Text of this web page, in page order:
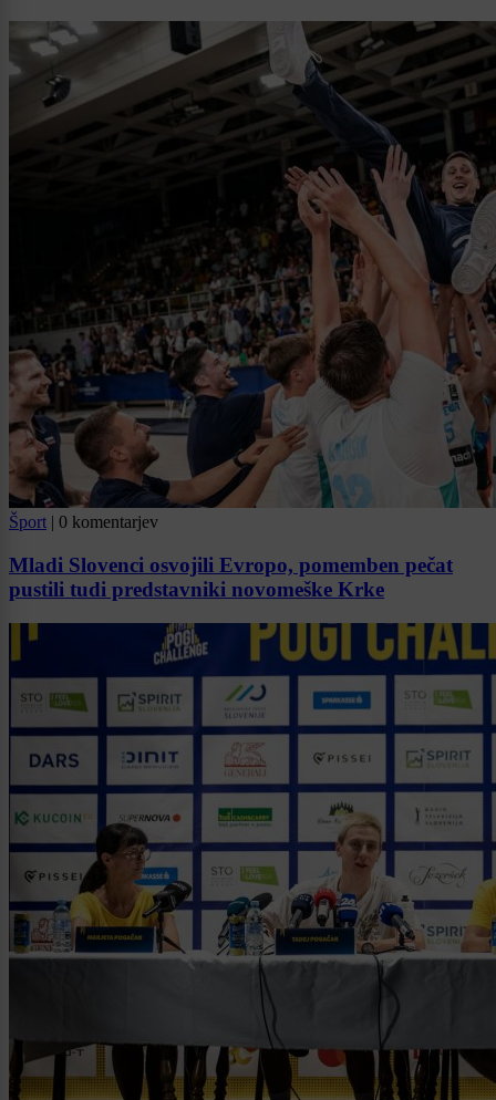
Šport | 0 komentarjev
Mladi Slovenci osvojili Evropo, pomemben pečat
pustili tudi predstavniki novomeške Krke